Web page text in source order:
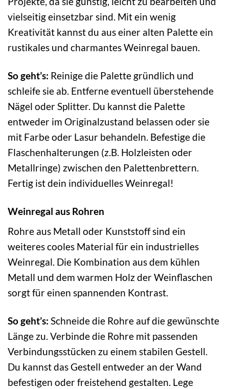
vielseitig einsetzbar sind. Mit ein wenig
Kreativität kannst du aus einer alten Palette ein
rustikales und charmantes Weinregal bauen.
So geht’s: Reinige die Palette gründlich und
schleife sie ab. Entferne eventuell überstehende
Nägel oder Splitter. Du kannst die Palette
entweder im Originalzustand belassen oder sie
mit Farbe oder Lasur behandeln. Befestige die
Flaschenhalterungen (z.B. Holzleisten oder
Metallringe) zwischen den Palettenbrettern.
Fertig ist dein individuelles Weinregal!
Weinregal aus Rohren
Rohre aus Metall oder Kunststoff sind ein
weiteres cooles Material für ein industrielles
Weinregal. Die Kombination aus dem kühlen
Metall und dem warmen Holz der Weinflaschen
sorgt für einen spannenden Kontrast.
So geht’s: Schneide die Rohre auf die gewünschte
Länge zu. Verbinde die Rohre mit passenden
Verbindungsstücken zu einem stabilen Gestell.
Du kannst das Gestell entweder an der Wand
befestigen oder freistehend gestalten. Lege